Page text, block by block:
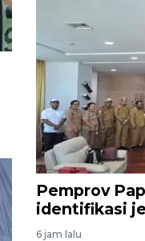
Pemprov
identifikasi
6 jam lalu